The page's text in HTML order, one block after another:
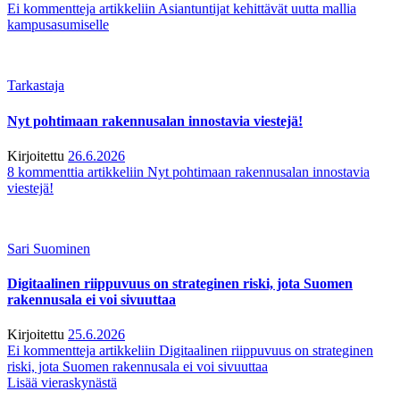
Ei kommentteja artikkeliin Asiantuntijat kehittävät uutta mallia
kampusasumiselle
Tarkastaja
Nyt pohtimaan rakennusalan innostavia viestejä!
Kirjoitettu 26.6.2026
8 kommenttia artikkeliin Nyt pohtimaan rakennusalan innostavia
viestejä!
Sari Suominen
Digitaalinen riippuvuus on strateginen riski, jota Suomen
rakennusala ei voi sivuuttaa
Kirjoitettu 25.6.2026
Ei kommentteja artikkeliin Digitaalinen riippuvuus on strateginen
riski, jota Suomen rakennusala ei voi sivuuttaa
Lisää vieraskynästä